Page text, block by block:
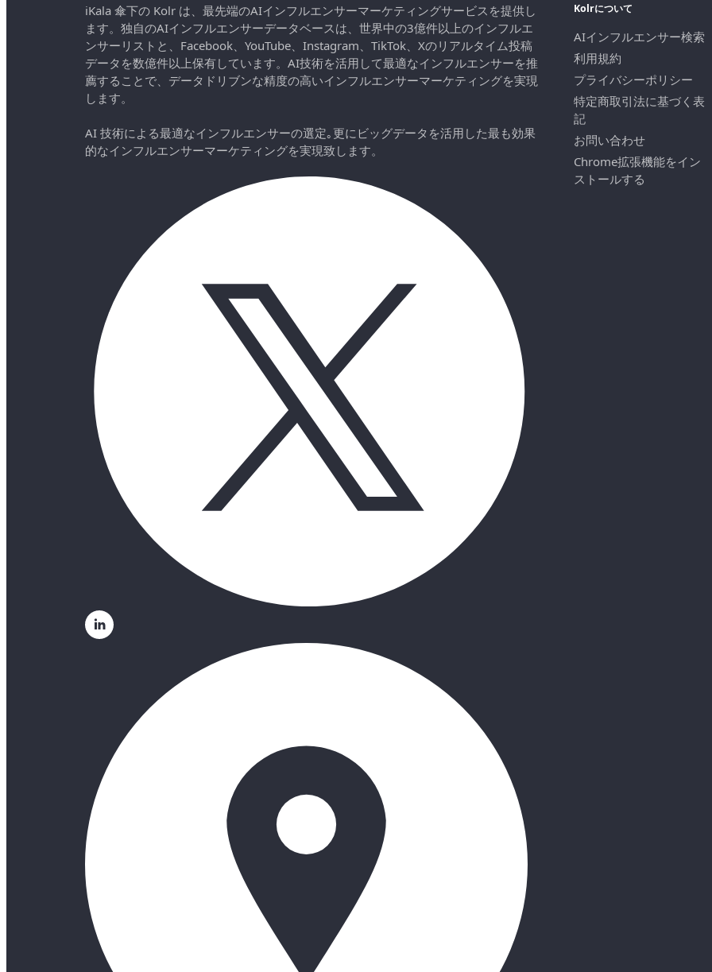
iKala 傘下の Kolr は、最先端のAIインフルエンサーマーケティングサービスを提供し
ます。独自のAIインフルエンサーデータベースは、世界中の3億件以上のインフルエ
ンサーリストと、Facebook、YouTube、Instagram、TikTok、Xのリアルタイム投稿
データを数億件以上保有しています。AI技術を活用して最適なインフルエンサーを推
薦することで、データドリブンな精度の高いインフルエンサーマーケティングを実現
します。
AI 技術による最適なインフルエンサーの選定｡更にビッグデータを活用した最も効果
的なインフルエンサーマーケティングを実現致します。
Kolrについて
AIインフルエンサー検索
利用規約
プライバシーポリシー
特定商取引法に基づく表
記
お問い合わせ
Chrome拡張機能をイン
ストールする